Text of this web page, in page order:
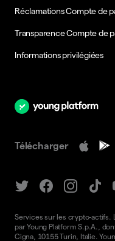
Réclamations Compte de
Transparence Compte de
Informations privilégiées
Télécharger
Services sur les crypto-actifs.
par Young Platform S.p.A.,
Cigna, 10155 Turin, Italie.